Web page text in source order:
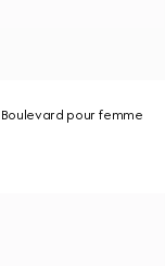
Boulevard pour femme